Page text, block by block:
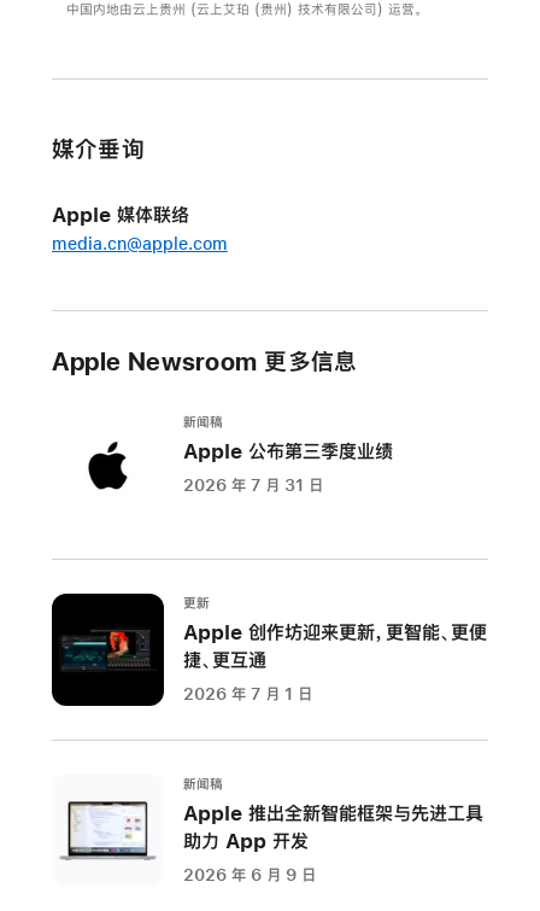
布
来
项
开
能，
用
户
式
沟
成
更
中国内地由云上贵州 (云上艾珀 (贵州) 技术有限公司) 运营。
媒介垂询
Apple 媒体联络
media.cn@apple.com
Apple Newsroom 更多信息
新闻稿
Apple 公布第三季度业绩
2026 年 7 月 31 日
更新
Apple 创作坊迎来更新，更智能、更便
捷、更互通
2026 年 7 月 1 日
新闻稿
Apple 推出全新智能框架与先进工具
助力 App 开发
2026 年 6 月 9 日